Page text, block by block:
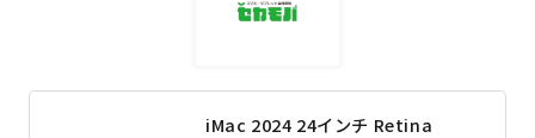
iMac 2024 24インチ Retina